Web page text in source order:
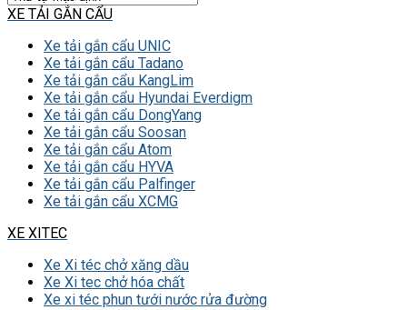
XE TẢI GẮN CẨU
Xe tải gắn cẩu UNIC
Xe tải gắn cẩu Tadano
Xe tải gắn cẩu KangLim
Xe tải gắn cẩu Hyundai Everdigm
Xe tải gắn cẩu DongYang
Xe tải gắn cẩu Soosan
Xe tải gắn cẩu Atom
Xe tải gắn cẩu HYVA
Xe tải gắn cẩu Palfinger
Xe tải gắn cẩu XCMG
XE XITEC
Xe Xi téc chở xăng dầu
Xe Xi tec chở hóa chất
Xe xi téc phun tưới nước rửa đường